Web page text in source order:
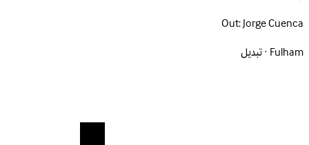
Out:Jorge Cuenca
Fulham · تبديل